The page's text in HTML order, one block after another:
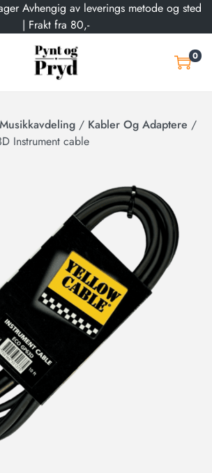
Avhengig av leverings metode og sted
| Frakt fra 80,-
0
/ Kabler Og Adaptere /
Instrument cable